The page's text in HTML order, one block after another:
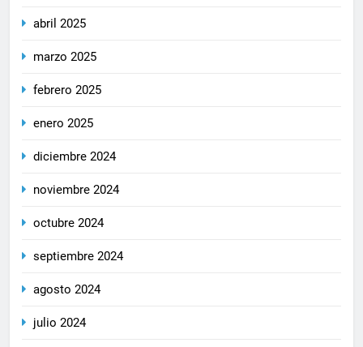
abril 2025
marzo 2025
febrero 2025
enero 2025
diciembre 2024
noviembre 2024
octubre 2024
septiembre 2024
agosto 2024
julio 2024